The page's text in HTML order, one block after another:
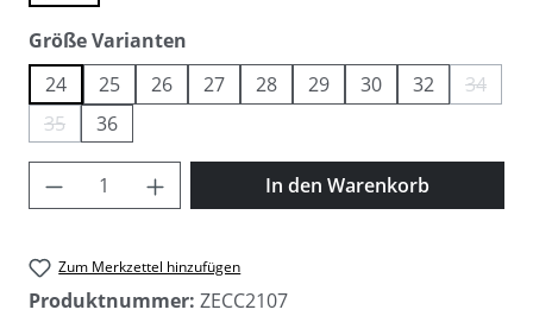
Größe Varianten
24
25 26 27 28 29 30 32 34(Diese
35(Diese Option ist zurzeit nicht verfügbar.)
36
Produkt Anzahl: Gib den gewünschten
In den Warenkorb
Zum Merkzettel hinzufügen
Produktnummer: ZECC2107